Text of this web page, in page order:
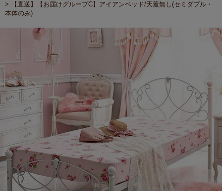
【直送】【お届けグループC】アイアンベッド/天蓋無し(セミダブル・
本体のみ)